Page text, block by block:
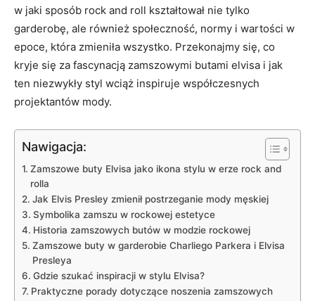
w jaki sposób rock and roll kształtował nie tylko
garderobę, ale również społeczność, normy i wartości w
epoce, która zmieniła wszystko. Przekonajmy się, co
kryje się za fascynacją zamszowymi butami elvisa i jak
ten niezwykły styl wciąż inspiruje współczesnych
projektantów mody.
Nawigacja:
Zamszowe buty Elvisa jako ikona stylu w erze rock and
rolla
Jak Elvis Presley zmienił postrzeganie mody męskiej
Symbolika zamszu w rockowej estetyce
Historia zamszowych butów w modzie rockowej
Zamszowe buty w garderobie Charliego Parkera i Elvisa
Presleya
Gdzie szukać inspiracji w stylu Elvisa?
Praktyczne porady dotyczące noszenia zamszowych